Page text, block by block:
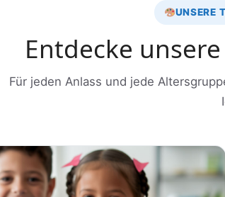
UNSERE
Entdecke
Für jeden Anlass und jede